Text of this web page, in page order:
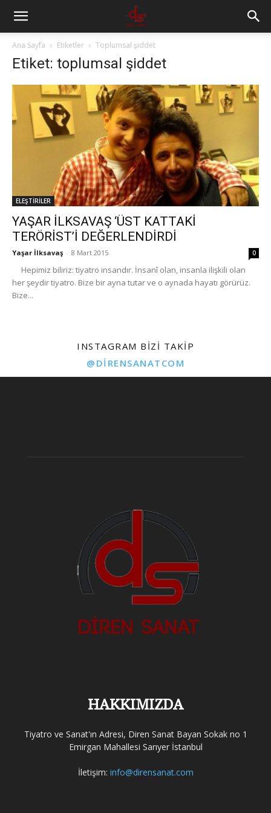
Ana Sayfa Etiketler Toplumsal şiddet
Etiket: toplumsal şiddet
ELEŞTİRİLER
YAŞAR İLKSAVAŞ ‘ÜST KATTAKİ
TERÖRİST’İ DEĞERLENDİRDİ
Yaşar İlksavaş - 8 Mart 2015 0
Hepimiz biliriz: tiyatro insandır. İnsanî olan, insanla ilişkili olan
her şeydir tiyatro. Bize bir ayna tutar ve o aynada hayatı görürüz.
Bize...
INSTAGRAM BIZI TAKIP
@DIRENSANATCOM
HAKKIMIZDA
Tiyatro ve Sanat'ın Adresi, Diren Sanat Bayan Sokak no 1
Emirgan Mahallesi Sarıyer İstanbul
İletişim: info@dirensanat.com